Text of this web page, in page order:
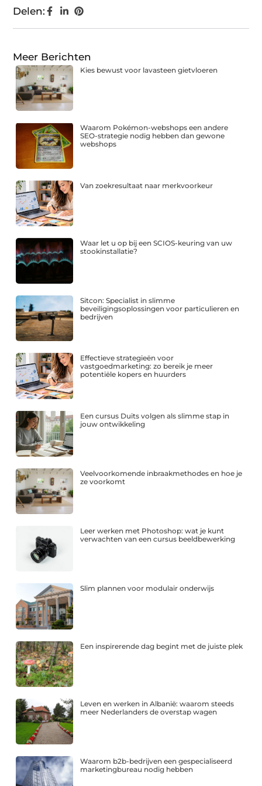
Delen:
Meer Berichten
Kies bewust voor lavasteen gietvloeren
Waarom Pokémon-webshops een andere
SEO-strategie nodig hebben dan gewone
webshops
Van zoekresultaat naar merkvoorkeur
Waar let u op bij een SCIOS-keuring van uw
stookinstallatie?
Sitcon: Specialist in slimme
beveiligingsoplossingen voor particulieren en
bedrijven
Effectieve strategieën voor
vastgoedmarketing: zo bereik je meer
potentiële kopers en huurders
Een cursus Duits volgen als slimme stap in
jouw ontwikkeling
Veelvoorkomende inbraakmethodes en hoe je
ze voorkomt
Leer werken met Photoshop: wat je kunt
verwachten van een cursus beeldbewerking
Slim plannen voor modulair onderwijs
Een inspirerende dag begint met de juiste plek
Leven en werken in Albanië: waarom steeds
meer Nederlanders de overstap wagen
Waarom b2b-bedrijven een gespecialiseerd
marketingbureau nodig hebben